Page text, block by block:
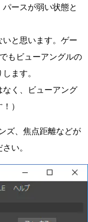
ースが弱い状態と
と思います。ゲー
もビューアングルの
ます。
なく、ビューアング
）
ズ、焦点距離などが
い。